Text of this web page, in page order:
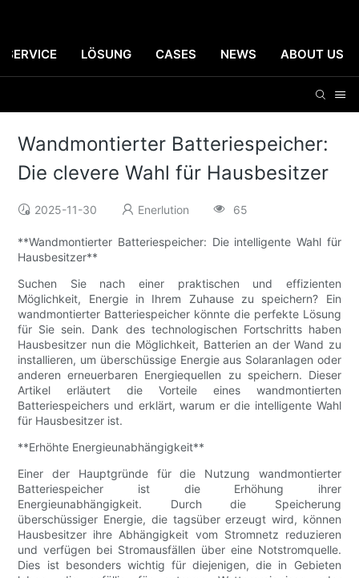
SERVICE LÖSUNG CASES NEWS ABOUT US
Wandmontierter Batteriespeicher:
Die clevere Wahl für Hausbesitzer
2025-11-30 Enerlution 65
**Wandmontierter Batteriespeicher: Die intelligente Wahl für
Hausbesitzer**
Suchen Sie nach einer praktischen und effizienten
Möglichkeit, Energie in Ihrem Zuhause zu speichern? Ein
wandmontierter Batteriespeicher könnte die perfekte Lösung
für Sie sein. Dank des technologischen Fortschritts haben
Hausbesitzer nun die Möglichkeit, Batterien an der Wand zu
installieren, um überschüssige Energie aus Solaranlagen oder
anderen erneuerbaren Energiequellen zu speichern. Dieser
Artikel erläutert die Vorteile eines wandmontierten
Batteriespeichers und erklärt, warum er die intelligente Wahl
für Hausbesitzer ist.
**Erhöhte Energieunabhängigkeit**
Einer der Hauptgründe für die Nutzung wandmontierter
Batteriespeicher ist die Erhöhung ihrer
Energieunabhängigkeit. Durch die Speicherung
überschüssiger Energie, die tagsüber erzeugt wird, können
Hausbesitzer ihre Abhängigkeit vom Stromnetz reduzieren
und verfügen bei Stromausfällen über eine Notstromquelle.
Dies ist besonders wichtig für diejenigen, die in Gebieten